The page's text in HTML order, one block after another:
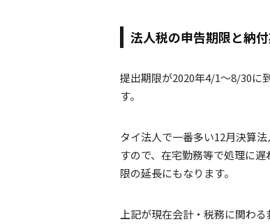
法人税の申告期限と納
提出期限が2020年4/1～8/30に
す。
タイ法人で一番多い12月決算
すので、在宅勤務等で処理に
限の延長にもなります。
上記が現在会計・税務に関わ